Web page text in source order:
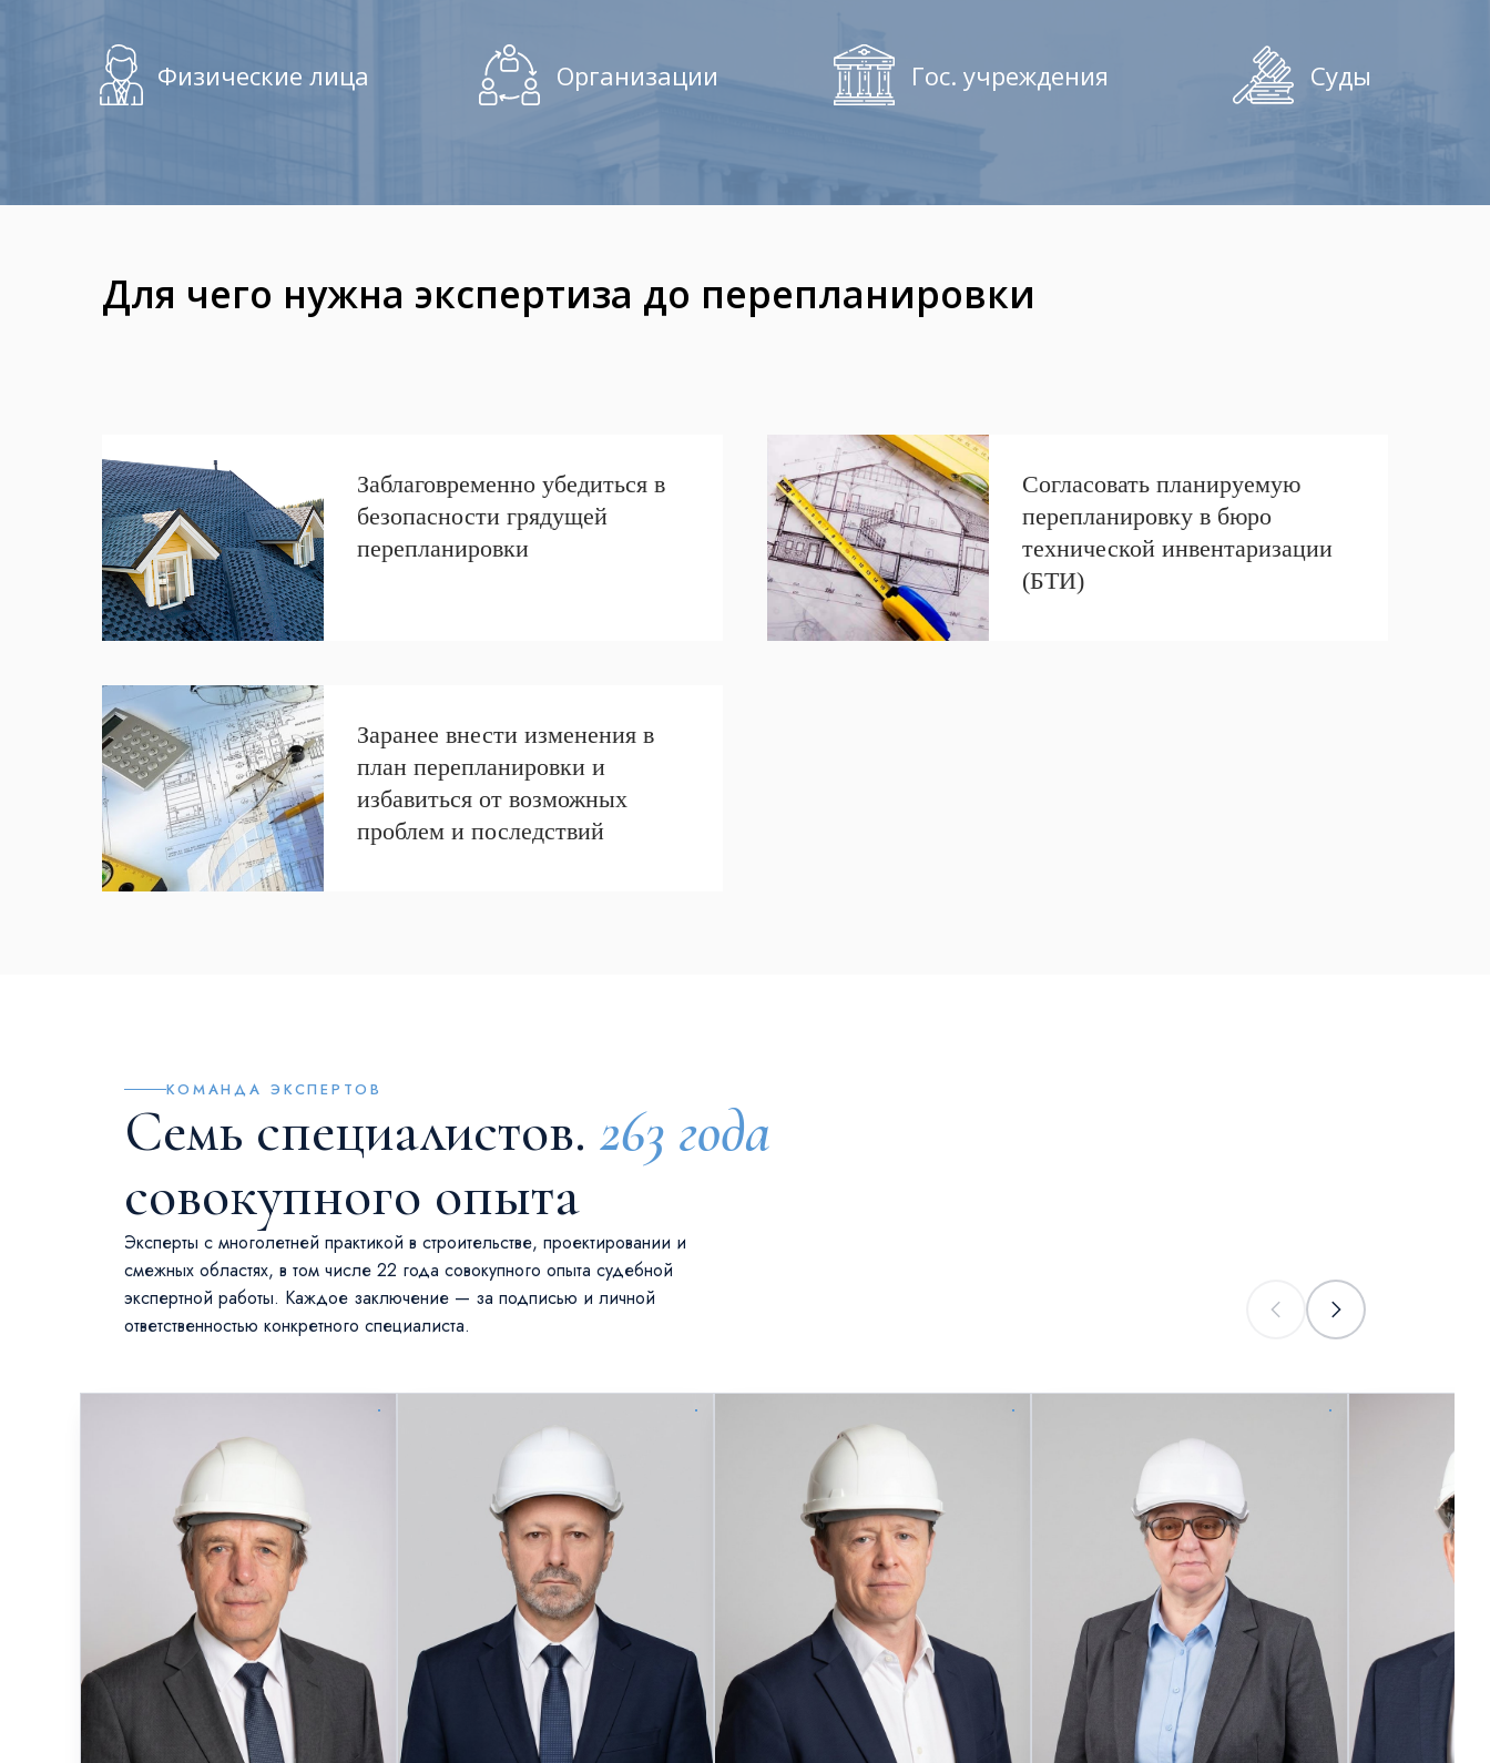
Физические лица Организации Гос. учреждения Суды
Для чего нужна экспертиза до перепланировки
Заблаговременно убедиться в
безопасности грядущей
перепланировки
Согласовать планируемую
перепланировку в бюро
технической инвентаризации
(БТИ)
Заранее внести изменения в
план перепланировки и
избавиться от возможных
проблем и последствий
КОМАНДА ЭКСПЕРТОВ
Семь специалистов. 263 года
совокупного опыта
Эксперты с многолетней практикой в строительстве, проектировании и
смежных областях, в том числе 22 года совокупного опыта судебной
экспертной работы. Каждое заключение — за подписью и личной
ответственностью конкретного специалиста.